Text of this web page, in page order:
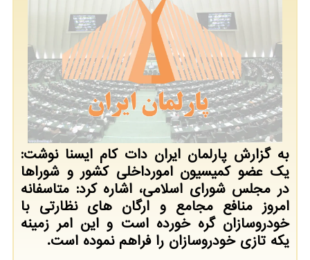
به گزارش پارلمان ایران دات کام ایسنا نوشت:
یک عضو کمیسیون امورداخلی کشور و شوراها
در مجلس شورای اسلامی، اشاره کرد: متاسفانه
امروز منافع مجامع و ارگان های نظارتی با
خودروسازان گره خورده است و این امر زمینه
یکه تازی خودروسازان را فراهم نموده است.